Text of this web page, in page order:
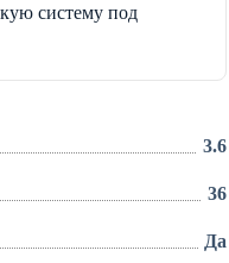
систему под
3.6
36
Да